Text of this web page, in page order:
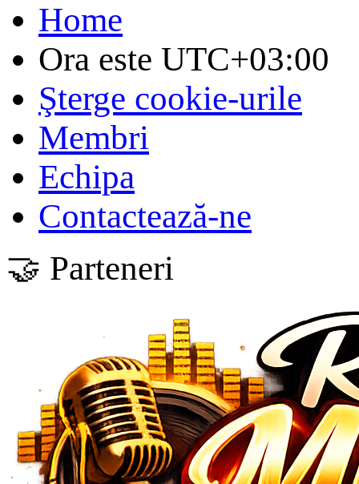
Home
Ora este UTC+03:00
Şterge cookie-urile
Membri
Echipa
Contactează-ne
🤝 Parteneri